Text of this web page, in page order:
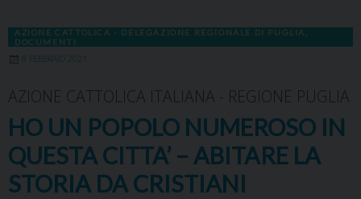
AZIONE CATTOLICA - DELEGAZIONE REGIONALE DI PUGLIA
DOCUMENTI
8 FEBBRAIO 2021
AZIONE CATTOLICA ITALIANA - REGIONE PUGLIA
HO UN POPOLO NUMEROSO IN
QUESTA CITTA’ – ABITARE LA
STORIA DA CRISTIANI